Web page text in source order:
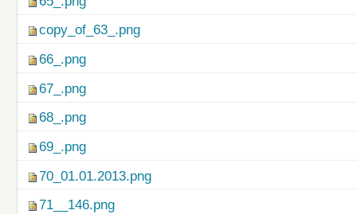
copy_of_63_.png
66_.png
67_.png
68_.png
69_.png
70_01.01.2013.png
71__146.png